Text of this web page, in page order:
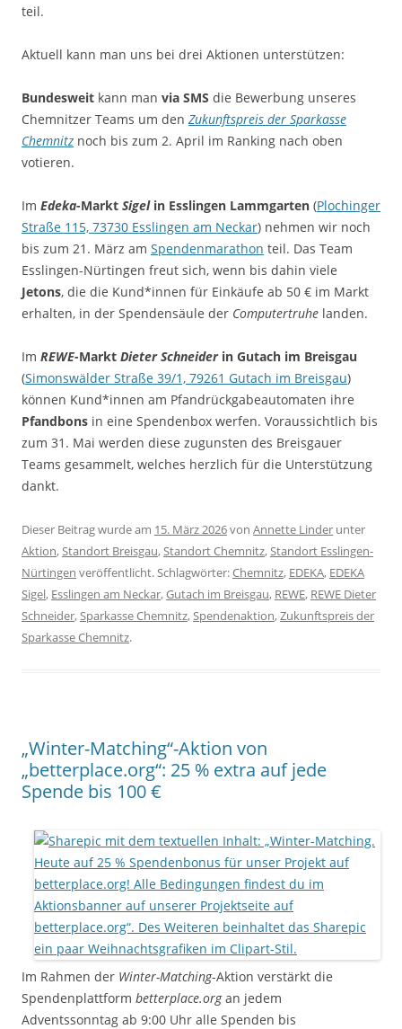
teil.
Aktuell kann man uns bei drei Aktionen unterstützen:
Bundesweit kann man via SMS die Bewerbung unseres
Chemnitzer Teams um den Zukunftspreis der Sparkasse
Chemnitz noch bis zum 2. April im Ranking nach oben
votieren.
Im Edeka-Markt Sigelin Esslingen Lammgarten (Plochinger
Straße 115, 73730 Esslingen am Neckar) nehmen wir noch
bis zum 21. März am Spendenmarathon teil. Das Team
Esslingen-Nürtingen freut sich, wenn bis dahin viele
Jetons, die die Kund*innen für Einkäufe ab 50 € im Markt
erhalten, in der Spendensäule der Computertruhe landen.
Im REWE-Markt Dieter Schneiderin Gutach im Breisgau
(Simonswälder Straße 39/1, 79261 Gutach im Breisgau)
können Kund*innen am Pfandrückgabeautomaten ihre
Pfandbons in eine Spendenbox werfen. Voraussichtlich bis
zum 31. Mai werden diese zugunsten des Breisgauer
Teams gesammelt, welches herzlich für die Unterstützung
dankt.
Dieser Beitrag wurde am 15. März 2026von Annette Linder unter
Aktion,Standort Breisgau,Standort Chemnitz,Standort Esslingen-
Nürtingen veröffentlicht. Schlagwörter:Chemnitz, EDEKA, EDEKA
Sigel, Esslingen am Neckar,Gutach im Breisgau, REWE, REWE Dieter
Schneider,Sparkasse Chemnitz,Spendenaktion,Zukunftspreis der
Sparkasse Chemnitz.
„Winter-Matching“-Aktion von
„betterplace.org“: 25 % extra auf jede
Spende bis 100 €
Im Rahmen der Winter-Matching-Aktion verstärkt die
Spendenplattform betterplace.organ jedem
Adventssonntag ab 9:00 Uhr alle Spenden bis